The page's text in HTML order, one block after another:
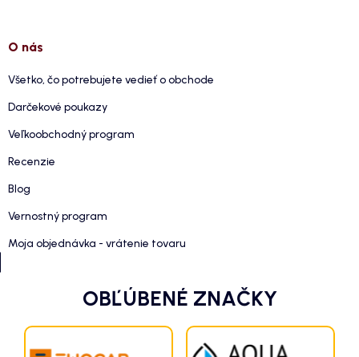
O nás
Všetko, čo potrebujete vedieť o obchode
Darčekové poukazy
Veľkoobchodný program
Recenzie
Blog
Vernostný program
Moja objednávka - vrátenie tovaru
OBĽÚBENÉ ZNAČKY